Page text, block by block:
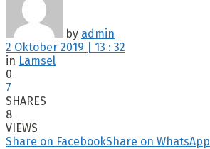
by admin
2 Oktober 2019 | 13 : 32
in Lamsel
0
7
SHARES
8
VIEWS
Share on FacebookShare on WhatsApp